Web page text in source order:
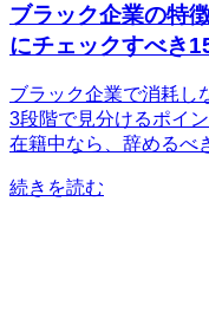
ブラック企業の特
にチェックすべき
ブラック企業で消耗し
3段階で見分けるポイ
在籍中なら、辞めるべ
続きを読む